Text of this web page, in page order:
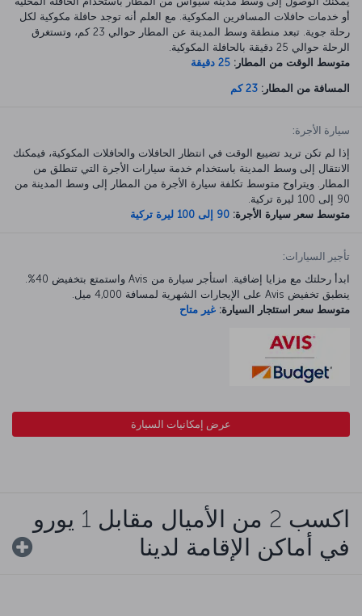
أو خدمات حافلات المسافرين المكوكية. مع العلم أنه توجد حافلة مكوكية لكل
رحلة جوية. تبعد منطقة وسط المدينة عن المطار حوالي 23 كم، وتستغرق
الرحلة حوالي 25 دقيقة بالحافلة المكوكية.
متوسط الوقت من المطار: 25 دقيقة
المسافة من المطار: 23 كم
سيارة الأجرة:
إذا لم تكن تريد تضييع الوقت في انتظار الحافلات والحافلات المكوكية، فيمكنك
الانتقال إلى وسط المدينة باستخدام خدمة سيارات الأجرة التي تنطلق من
المطار. ويتراوح متوسط تكلفة سيارة الأجرة من المطار إلى وسط المدينة من
90 إلى 100 ليرة تركية.
متوسط سعر سيارة الأجرة: 90 إلى 100 ليرة تركية
تأجير السيارات:
ابدأ رحلتك مع مزايا إضافية. استأجر سيارة من Avis واستمتع بتخفيض 40%.
ينطبق تخفيض Avis على الإيجارات الشهرية لمسافة 4,000 ميل.
متوسط سعر استئجار السيارة: غير متاح
عرض إمكانيات السيارة
اكسب 2 من الأميال مقابل 1 يورو
في أماكن الإقامة لدينا